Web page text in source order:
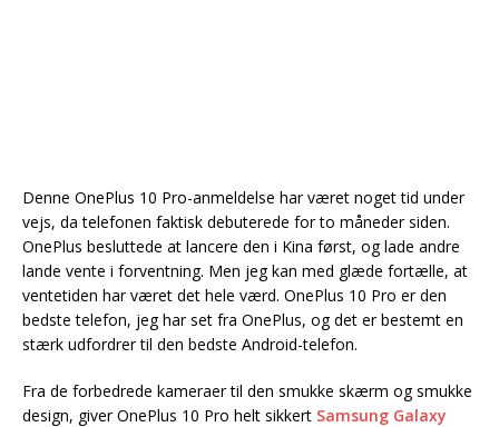
Denne OnePlus 10 Pro-anmeldelse har været noget tid under
vejs, da telefonen faktisk debuterede for to måneder siden.
OnePlus besluttede at lancere den i Kina først, og lade andre
lande vente i forventning. Men jeg kan med glæde fortælle, at
ventetiden har været det hele værd. OnePlus 10 Pro er den
bedste telefon, jeg har set fra OnePlus, og det er bestemt en
stærk udfordrer til den bedste Android-telefon.
Fra de forbedrede kameraer til den smukke skærm og smukke
design, giver OnePlus 10 Pro helt sikkert Samsung Galaxy